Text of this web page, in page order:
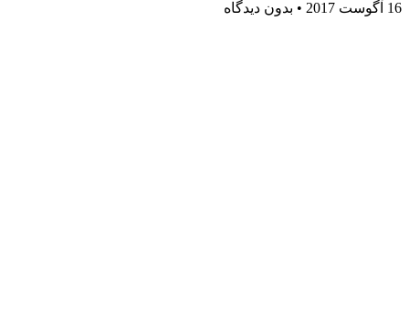
16 آگوست 2017 بدون دیدگاه